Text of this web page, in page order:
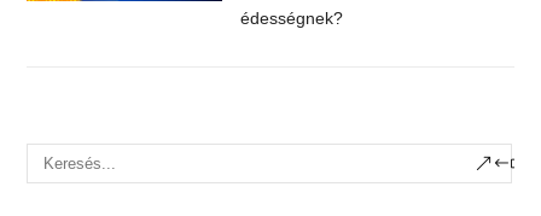
édességnek?